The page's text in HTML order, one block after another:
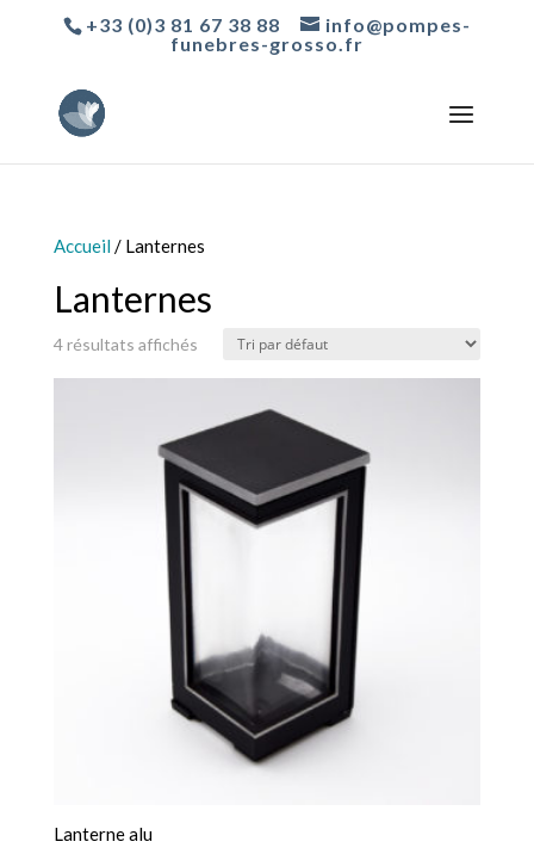
+33 (0)3 81 67 38 88
info@pompes-
funebres-grosso.fr
Accueil/ Lanternes
Lanternes
4 résultats affichés
Lanterne alu